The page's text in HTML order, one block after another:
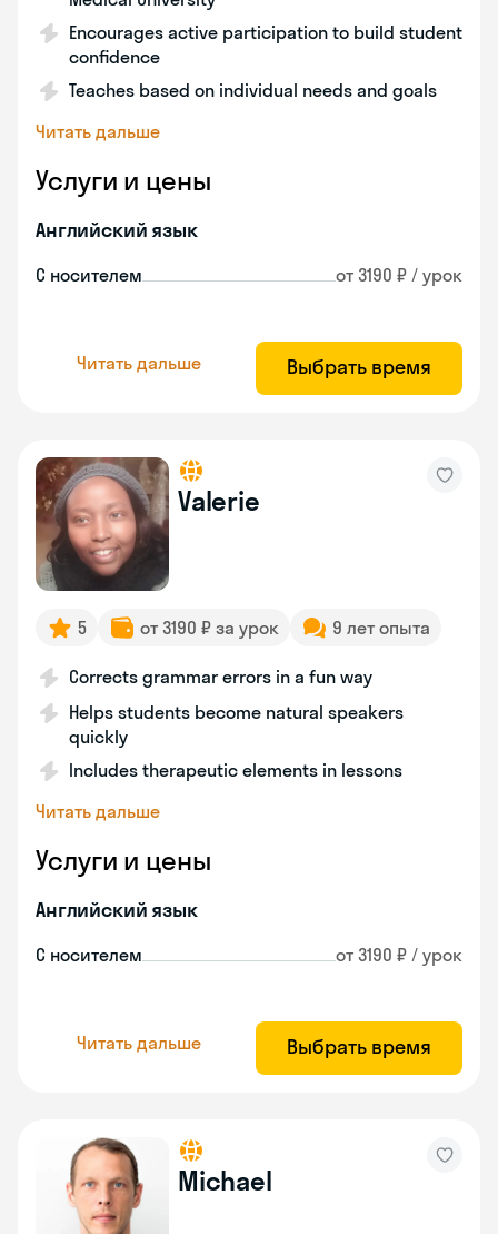
Encourages active participation to build student
confidence
Teaches based on individual needs and goals
Читать дальше
Услуги и цены
Английский язык
С носителем от 3190 ₽ / урок
Читать дальше Выбрать время
Valerie
5 от 3190 ₽ за урок 9 лет опыта
Corrects grammar errors in a fun way
Helps students become natural speakers
quickly
Includes therapeutic elements in lessons
Читать дальше
Услуги и цены
Английский язык
С носителем от 3190 ₽ / урок
Читать дальше Выбрать время
Michael